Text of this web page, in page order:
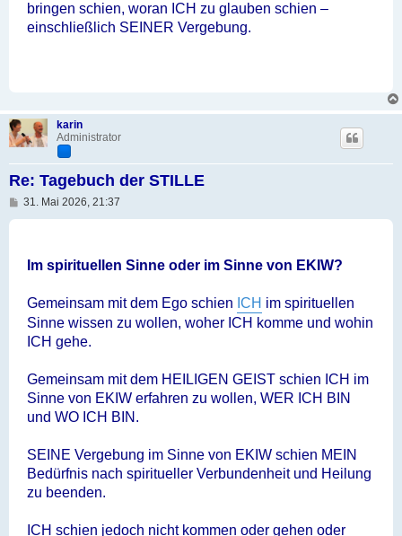
bringen schien, woran ICH zu glauben schien –
einschließlich SEINER Vergebung.
karin
Administrator
Re: Tagebuch der STILLE
B31. Mai 2026, 21:37
Im spirituellen Sinne oder im Sinne von EKIW?
Gemeinsam mit dem Ego schien ICH im spirituellen
Sinne wissen zu wollen, woher ICH komme und wohin
ICH gehe.
Gemeinsam mit dem HEILIGEN GEIST schien ICH im
Sinne von EKIW erfahren zu wollen, WER ICH BIN
und WO ICH BIN.
SEINE Vergebung im Sinne von EKIW schien MEIN
Bedürfnis nach spiritueller Verbundenheit und Heilung
zu beenden.
ICH schien jedoch nicht kommen oder gehen oder